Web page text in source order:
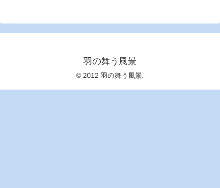
羽の舞う風景
© 2012 羽の舞う風景.